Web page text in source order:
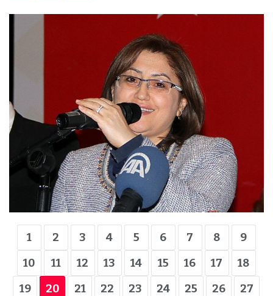
1 2 3 4 5 6 7 8
9
10
11 12 13 14 15 16 17
18
19
20 21 22 23 24 25 26 27